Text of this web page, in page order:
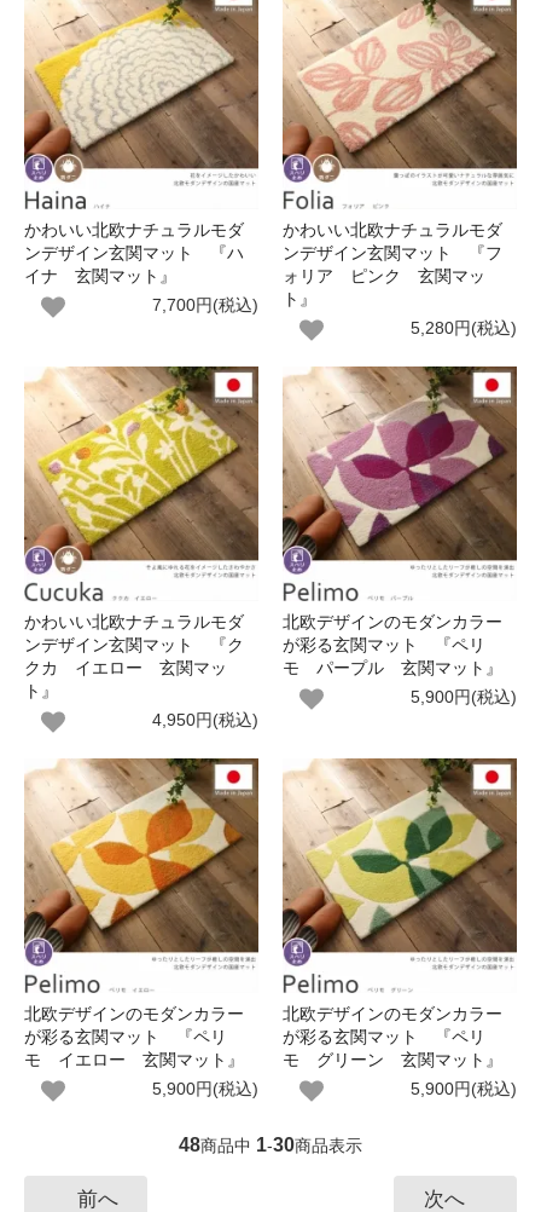
かわいい北欧ナチュラルモダ
ンデザイン玄関マット 『ハ
イナ 玄関マット』
7,700円(税込)
かわいい北欧ナチュラルモダ
ンデザイン玄関マット 『フ
ォリア ピンク 玄関マッ
ト』
5,280円(税込)
かわいい北欧ナチュラルモダ
ンデザイン玄関マット 『ク
クカ イエロー 玄関マッ
ト』
4,950円(税込)
北欧デザインのモダンカラー
が彩る玄関マット 『ペリ
モ パープル 玄関マット』
5,900円(税込)
北欧デザインのモダンカラー
が彩る玄関マット 『ペリ
モ イエロー 玄関マット』
5,900円(税込)
北欧デザインのモダンカラー
が彩る玄関マット 『ペリ
モ グリーン 玄関マット』
5,900円(税込)
48商品中 1-30商品表示
前へ 次へ